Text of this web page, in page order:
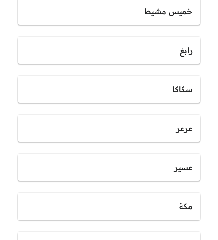
خميس مشيط
رابغ
سكاكا
عرعر
عسير
مكة